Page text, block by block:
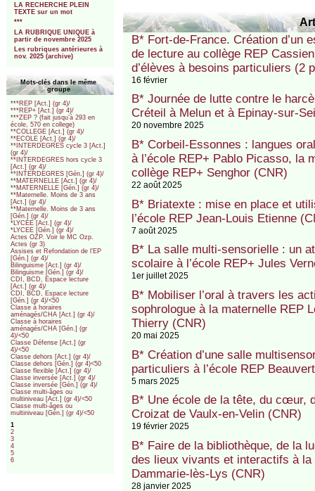
LA RECHERCHE PLEIN
TEXTE sur un mot
***
LA RUBRIQUE UNIQUE à
partir de novembre 2025
Les rubriques antérieures à
nov. 2025 (archive)
Mots-clés dans le même
groupe
***REP [Act.] (gr 4)/
***REP+ [Act.] (gr 4)/
***ZEP ? (fait jusqu’à 293 en
école, 570 en college)
**COLLEGE [Act.] (gr 4)/
**ECOLE [Act.] (gr 4)/
**INTERDEGRES cycle 3 [Act.]
(gr 4)/
**INTERDEGRES hors cycle 3
[Act.] (gr 4)/
**INTERDEGRES [Gén.] (gr 4)/
**MATERNELLE [Act.] (gr 4)/
**MATERNELLE [Gén.] (gr 4)/
**Maternelle. Moins de 3 ans
[Act.] (gr 4)/
**Maternelle. Moins de 3 ans
[Gén.] (gr 4)/
*LYCEE [Act.] (gr 4)/
*LYCEE [Gén.] (gr 4)/
Actes OZP. Voir le MC Ozp.
Actes (gr 3)
Assises et Refondation de l’EP
[Gén.] (gr 4)/
Bilinguisme [Act.] (gr 4)/
Bilinguisme [Gén.] (gr 4)/
CDI, BCD, Espace lecture
[Act.] (gr 4)/
CDI, BCD, Espace lecture
[Gén.] (gr 4)/<50
Classe à horaires
aménagés/CHA [Act.] (gr 4)/
Classe à horaires
aménagés/CHA [Gén.] (gr
4)/<50
Classe Défense [Act.] (gr
4)/<50
Classe dehors [Act.] (gr 4)/
Classe dehors [Gén.] (gr 4)<50
Classe flexible [Act.] (gr 4)/
Classe inversée [Act.] (gr 4)/
Classe inversée [Gén.] (gr 4)/
Classe multi-âges ou
multiniveau [Act.] (gr 4)/<50
Classe multi-âges ou
multiniveau [Gén.] (gr 4)/<50
1
2
3
4
5
6
B* Fort-de-France. Création d’un
de lecture au collège REP
d’élèves à besoins particuliers (2
16 février
B* Journée de lutte contre le
Créteil à Melun et à Epinay-sur-
20 novembre 2025
B* Corbeil-Essonnes : langues
à l’école REP+ Pablo Picasso, la
collège REP+ Senghor (CNR)
22 août 2025
B* Briatexte : mise en place et
l’école REP Jean-Louis Etienne
7 août 2025
B* La salle multi-sensorielle : un
scolaire à l’école REP+ Jules
1er juillet 2025
B* Mobiliser l’oral à travers les
sophrologue à la maternelle REP
Thierry (CNR)
20 mai 2025
B* Création d’une salle
particuliers à l’école REP
5 mars 2025
B* Une école de la tête, du cœur,
Croizat de Vaulx-en-Velin (CNR)
19 février 2025
B* Faire de la bibliothèque, de la
des lieux vivants et interactifs à
Dammarie-lès-Lys (CNR)
28 janvier 2025